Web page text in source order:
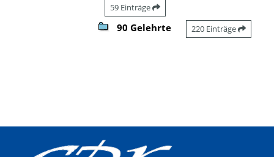
59 Einträge
90 Gelehrte 220 Einträge